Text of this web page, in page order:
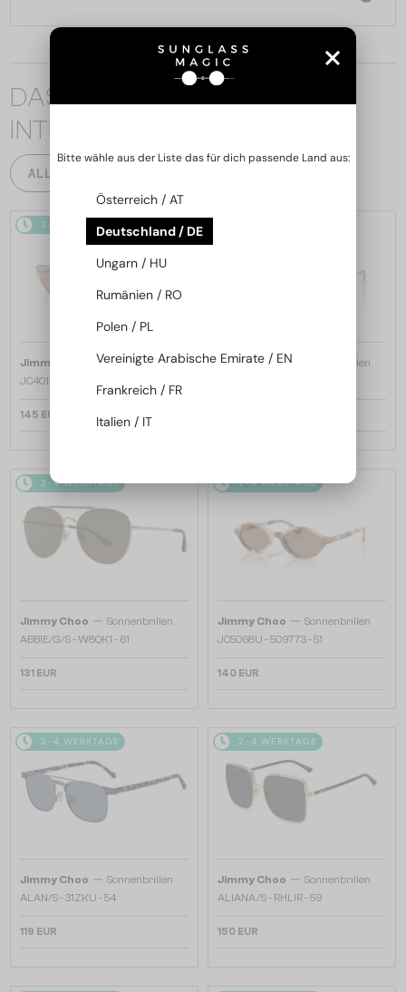
DAS KÖNNTE SIE AUCH
INTERESSIEREN
ALLE PRODUKTE
2-4 WERKTAGE
Jimmy Choo —Sonnenbrillen
JC4012 - 300613 - 60
145 EUR
Jimmy Choo—
Sonnenbrillen
2-4 WERKTAGE
Jimmy Choo — Sonnenbrillen
ABBIE/G/S - W8QK1 - 61
131 EUR
2-4 WERKTAGE
Jimmy Choo — Sonnenbrillen
JC5068U - 509773 - 51
140 EUR
2-4 WERKTAGE
Jimmy Choo — Sonnenbrillen
ALAN/S - 31ZKU - 54
119 EUR
2-4 WERKTAGE
Jimmy Choo — Sonnenbrillen
ALIANA/S - RHLIR - 59
150 EUR
Bitte wähle aus der Liste das für dich passende Land aus:
Österreich / AT
Deutschland / DE
Ungarn / HU
Rumänien / RO
Polen / PL
Vereinigte Arabische Emirate / EN
Frankreich / FR
Italien / IT